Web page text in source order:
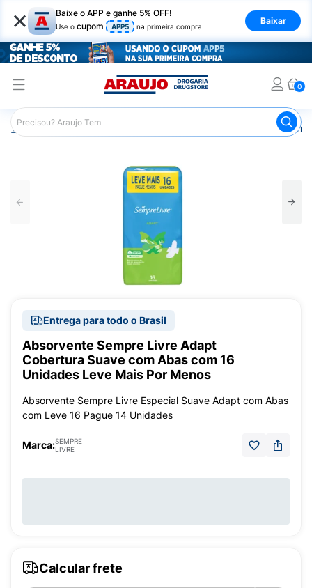
× Baixe o APP e ganhe 5% OFF!
Use o cupom APP5 na primeira compra
Baixar
0
Araujo Higiene Pessoal Absorvente
Entrega para todo o Brasil
Absorvente Sempre Livre Adapt
Cobertura Suave com Abas com 16
Unidades Leve Mais Por Menos
Absorvente Sempre Livre Especial Suave Adapt com Abas
com Leve 16 Pague 14 Unidades
Marca:SEMPRE
LIVRE
Calcular frete